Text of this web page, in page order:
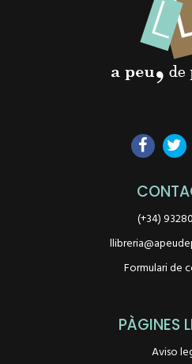
(+34)
Formulari de
PÀGINES
Aviso